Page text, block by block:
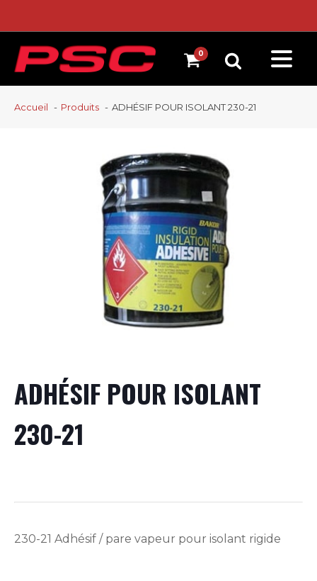
Accueil Produits ADHÉSIF POUR ISOLANT 230-21
ADHÉSIF POUR ISOLANT
230-21
230-21 Adhésif / pare vapeur pour isolant rigide